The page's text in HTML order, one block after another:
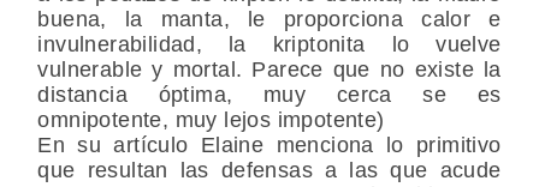
buena, la manta, le proporciona calor e
invulnerabilidad, la kriptonita lo vuelve
vulnerable y mortal. Parece que no existe la
distancia óptima, muy cerca se es
omnipotente, muy lejos impotente)
En su artículo Elaine menciona lo primitivo
que resultan las defensas a las que acude